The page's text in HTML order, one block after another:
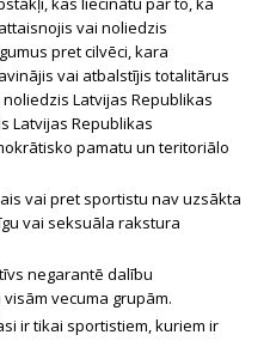
vai noliedzis
pret cilvēci, kara
vai atbalstījis totalitārus
Latvijas Republikas
Latvijas Republikas
pamatu un teritoriālo
vai pret sportistu nav uzsākta
vai seksuāla rakstura
negarantē dalību
vecuma grupām.
ir tikai sportistiem, kuriem ir